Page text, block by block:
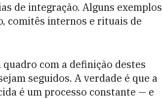
de integração. Alguns exemplos
internos e rituais de
com a definição destes
seguidos. A verdade é que a
é um processo constante — e